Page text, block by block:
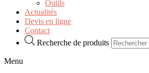
Outils
Actualités
Devis en ligne
Contact
Recherche de produits
Menu